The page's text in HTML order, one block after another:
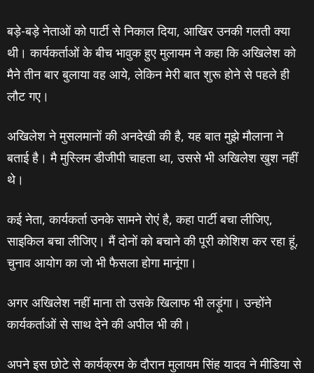
बड़े-बड़े नेताओं को पार्टी से निकाल दिया, आखिर उनकी गलती क्‍या
थी। कार्यकर्ताओं के बीच भावुक हुए मुलायम ने कहा कि अखिलेश को
मैने तीन बार बुलाया वह आये, लेकिन मेरी बात शुरू होने से पहले ही
लौट गए।
अखिलेश ने मुसलमानों की अनदेखी की है, यह बात मुझे मौलाना ने
बताई है। मै मुस्लिम डीजीपी चाहता था, उससे भी अखिलेश खुश नहीं
थे।
कई नेता, कार्यकर्ता उनके सामने रोएं है, कहा पार्टी बचा लीजिए,
साइकिल बचा लीजिए। मैं दोनों को बचाने की पूरी कोशिश कर रहा हूं,
चुनाव आयोग का जो भी फैसला होगा मानूंगा।
अगर अखिलेश नहीं माना तो उसके खिलाफ भी लड़ूंगा। उन्‍होंने
कार्यकर्ताओं से साथ देने की अपील भी की।
अपने इस छोटे से कार्यक्रम के दौरान मुलायम सिंह यादव ने मीडिया से